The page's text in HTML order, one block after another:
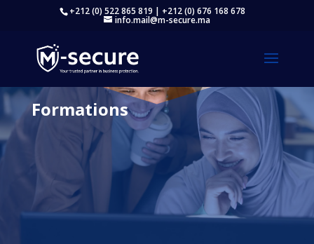
+212 (0) 522 865 819 | +212 (0) 676 168 678
info.mail@m-secure.ma
Formations